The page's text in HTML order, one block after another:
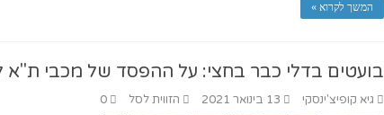
המשך לקרוא »
בועטים בדלי כבר בחצי: על ההפסד של מכבי ת"א
גיא קופיצ'ינסקי 13 בינואר 2021 הזווית לסל 0